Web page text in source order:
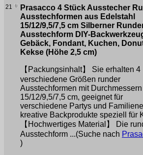
21
Prasacco 4 Stück Ausstecher
Ausstechformen aus Edelstahl
15/12/9,5/7,5 cm Silberner
Ausstechform DIY-
Gebäck, Fondant, Kuchen,
Kekse (Höhe 2,5 cm)
【Packungsinhalt】 Sie erhalten 4
verschiedene Größen runder
Ausstechformen mit Durchmessern
15/12/9,5/7,5 cm, geeignet für
verschiedene Partys und
kreative Backprodukte speziell für
【Hochwertiges Material】 Die
Ausstechform ...(Suche nach
)